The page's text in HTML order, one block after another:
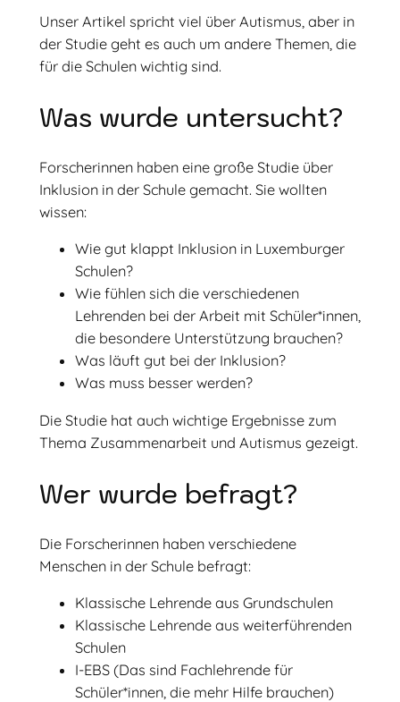
Unser Artikel spricht viel über Autismus, aber in
der Studie geht es auch um andere Themen, die
für die Schulen wichtig sind.
Was wurde untersucht?
Forscherinnen haben eine große Studie über
Inklusion in der Schule gemacht. Sie wollten
wissen:
Wie gut klappt Inklusion in Luxemburger
Schulen?
Wie fühlen sich die verschiedenen
Lehrenden bei der Arbeit mit Schüler*innen,
die besondere Unterstützung brauchen?
Was läuft gut bei der Inklusion?
Was muss besser werden?
Die Studie hat auch wichtige Ergebnisse zum
Thema Zusammenarbeit und Autismus gezeigt.
Wer wurde befragt?
Die Forscherinnen haben verschiedene
Menschen in der Schule befragt:
Klassische Lehrende aus Grundschulen
Klassische Lehrende aus weiterführenden
Schulen
I-EBS (Das sind Fachlehrende für
Schüler*innen, die mehr Hilfe brauchen)